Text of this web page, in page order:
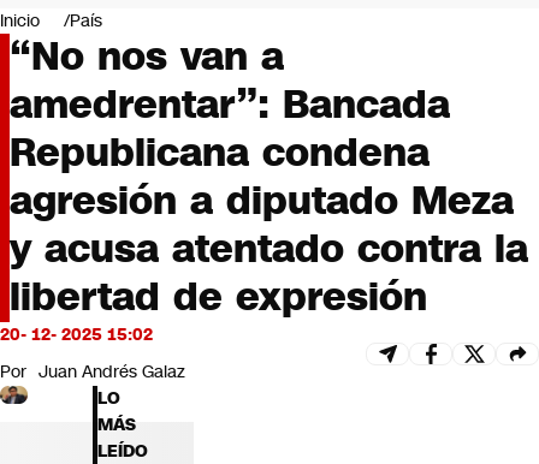
Negocios
Deportes
Programas completos
Cultura
Servicios
Bits
CNN Data
CNN tiempo
Futuro 360
Opinión
Inicio País
“No nos van a
amedrentar”: Bancada
Republicana condena
agresión a diputado Meza
y acusa atentado contra la
libertad de expresión
20- 12- 2025 15:02
Por Juan Andrés Galaz
LO
MÁS
LEÍDO